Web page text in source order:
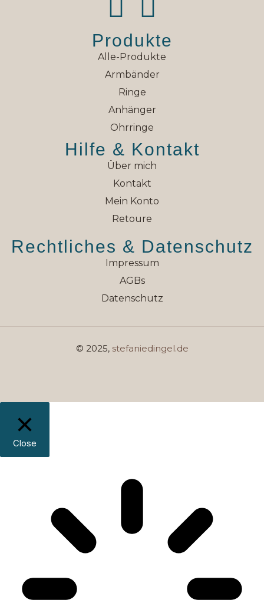
Produkte
Alle-Produkte
Armbänder
Ringe
Anhänger
Ohrringe
Hilfe & Kontakt
Über mich
Kontakt
Mein Konto
Retoure
Rechtliches & Datenschutz
Impressum
AGBs
Datenschutz
© 2025, stefaniedingel.de
Close